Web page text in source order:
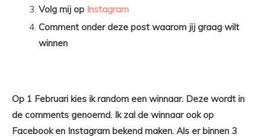
Volg mij op Instagram
Comment onder deze post waarom jij graag wilt
winnen
Op 1 Februari kies ik random een winnaar. Deze wordt in
de comments genoemd. Ik zal de winnaar ook op
Facebook en Instagram bekend maken. Als er binnen 3